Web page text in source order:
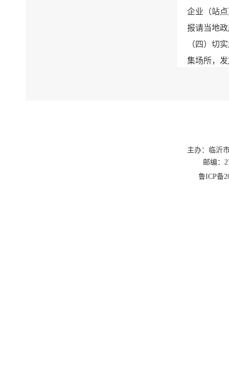
企业（站
报请当地
（四）切
集场所，
专项治理
（一）部
主办：临沂
邮编：
鲁ICP备